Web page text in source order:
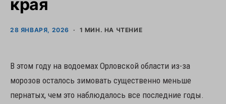
края
28 ЯНВАРЯ, 2026 1 МИН. НА ЧТЕНИЕ
В этом году на водоемах Орловской области из-за
морозов осталось зимовать существенно меньше
пернатых, чем это наблюдалось все последние годы.